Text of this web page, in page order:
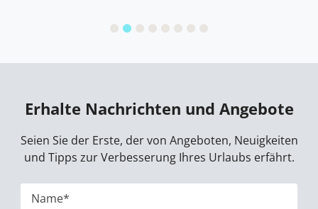
Erhalte Nachrichten und Angebote
Seien Sie der Erste, der von Angeboten, Neuigkeiten
und Tipps zur Verbesserung Ihres Urlaubs erfährt.